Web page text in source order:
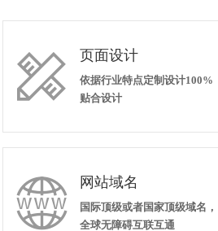
 页面设计
依据行业特点定制设计100%
贴合设计
 网站域名
国际顶级或者国家顶级域名，
全球无障碍互联互通